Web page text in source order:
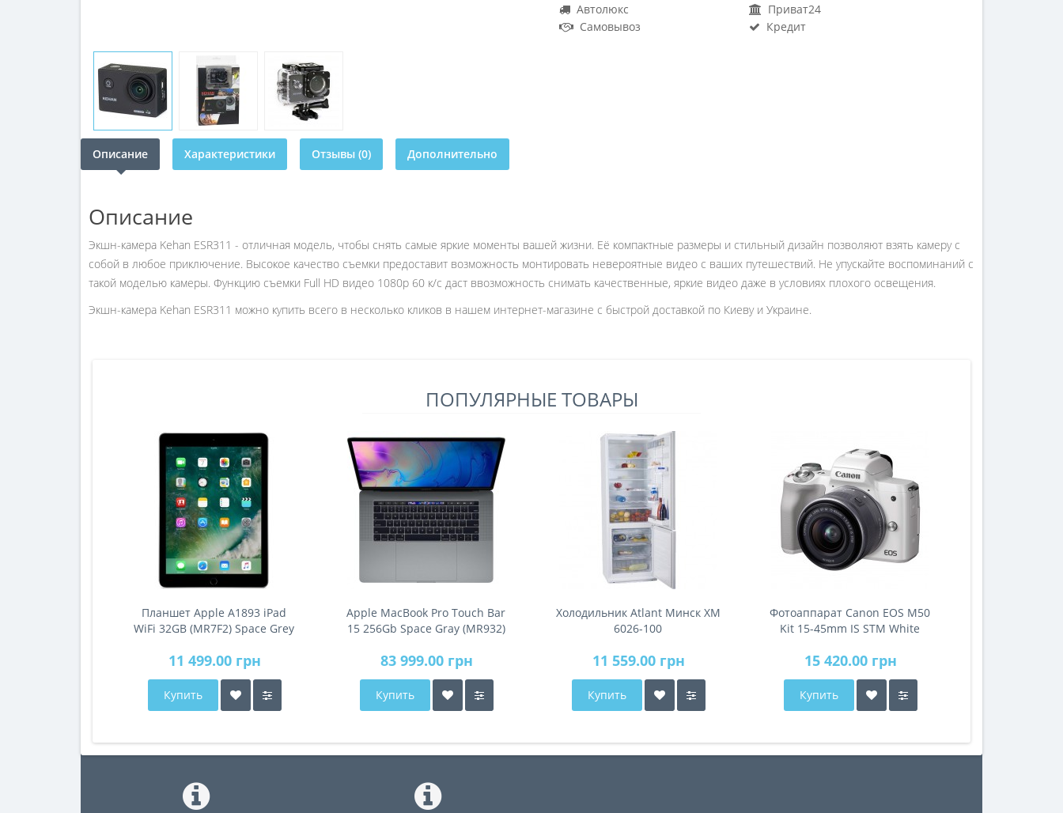
Автолюкс
Самовывоз
Приват24
Кредит
Описание Характеристики Отзывы (0) Дополнительно
Описание
Экшн-камера Kehan ESR311 - отличная модель, чтобы снять самые яркие моменты вашей жизни. Её компактные размеры и стильный дизайн позволяют взять камеру с
собой в любое приключение. Высокое качество съемки предоставит возможность монтировать невероятные видео с ваших путешествий. Не упускайте воспоминаний с
такой моделью камеры. Функцию съемки Full HD видео 1080р 60 к/с даст ввозможность снимать качественные, яркие видео даже в условиях плохого освещения.
Экшн-камера Kehan ESR311 можно купить всего в несколько кликов в нашем интернет-магазине с быстрой доставкой по Киеву и Украине.
ПОПУЛЯРНЫЕ ТОВАРЫ
Планшет Apple A1893 iPad
WiFi 32GB (MR7F2) Space Grey
11 499.00 грн
Купить
Apple MacBook Pro Touch Bar
15 256Gb Space Gray (MR932)
83 999.00 грн
Купить
Холодильник Atlant Минск ХМ
6026-100
11 559.00 грн
Купить
Фотоаппарат Canon EOS M50
Kit 15-45mm IS STM White
15 420.00 грн
Купить